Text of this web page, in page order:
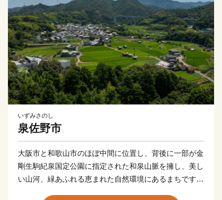
いずみさのし
泉佐野市
大阪市と和歌山市のほぼ中間に位置し、背後に一部が金
剛生駒紀泉国定公園に指定された和泉山脈を擁し、美し
い山河、緑あふれる恵まれた自然環境にあるまちです。